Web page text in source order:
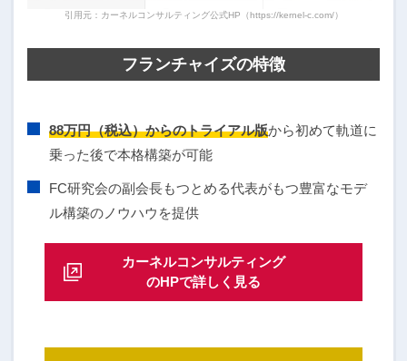
引用元：カーネルコンサルティング公式HP（https://kernel-c.com/）
フランチャイズの特徴
88万円（税込）からのトライアル版から初めて軌道に
乗った後で本格構築が可能
FC研究会の副会長もつとめる代表がもつ豊富なモデ
ル構築のノウハウを提供
カーネルコンサルティング
のHPで詳しく見る